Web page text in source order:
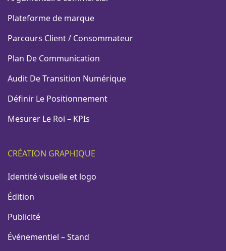
Plateforme de marque
Parcours Client / Consommateur
Plan De Communication
Audit De Transition Numérique
Définir Le Positionnement
Mesurer Le Roi – KPIs
CRÉATION GRAPHIQUE
Identité visuelle et logo
Édition
Publicité
Événementiel – Stand